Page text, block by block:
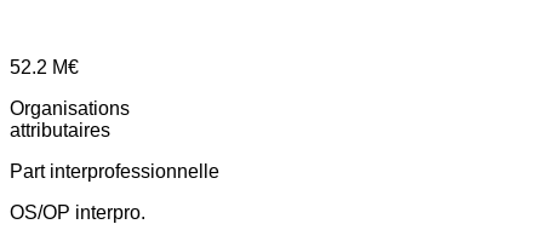
52.2 M€
Organisations
attributaires
Part interprofessionnelle
OS/OP interpro.